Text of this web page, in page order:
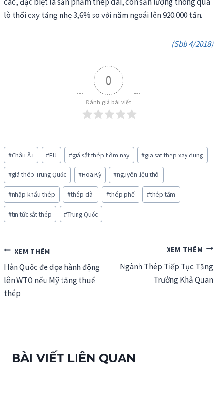
lò thổi oxy tăng nhẹ 3,6% so với năm ngoái lên 920.000 tấn.
(Sbb 4/2018)
0
Đánh giá bài viết
Post
Tags:
#Châu Âu #EU #giá sắt thép hôm nay #gia sat thep xay dung
#giá thép Trung Quốc #Hoa Kỳ #nguyên liệu thô
#nhập khẩu thép #thép dài #thép phế #thép tấm
#tin tức sắt thép #Trung Quốc
Điều
hướng
bài
Hàn Quốc đe dọa hành động
lên WTO nếu Mỹ tăng thuế
thép
Ngành Thép Tiếp Tục Tăng
Trưởng Khả Quan
BÀI VIẾT LIÊN QUAN